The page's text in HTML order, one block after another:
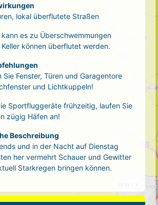
lokal überflutete Straßen
kann es zu Überschwemmungen
Keller können überflutet werden.
Sie Fenster, Türen und Garagentore
und Lichtkuppeln!
Sportfluggeräte frühzeitig, laufen Sie
zügig Häfen an!
Beschreibung
und in der Nacht auf Dienstag
her vermehrt Schauer und Gewitter
Starkregen bringen können.